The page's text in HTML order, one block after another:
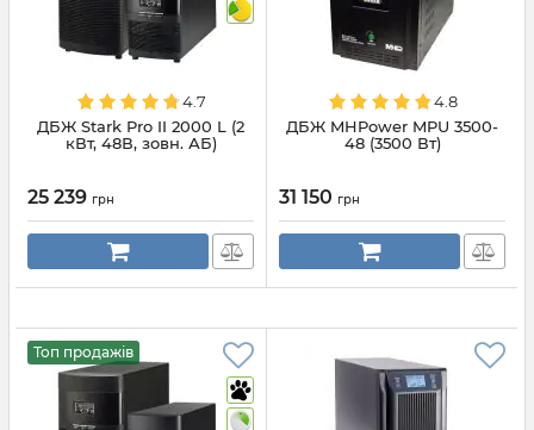
4.7
ДБЖ Stark Pro II 2000 L (2
кВт, 48В, зовн. АБ)
25 239 грн
4.8
ДБЖ MHPower MPU 3500-
48 (3500 Вт)
31 150 грн
Топ продажів